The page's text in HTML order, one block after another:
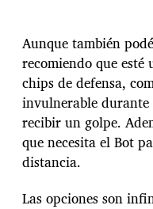
Aunque también
recomiendo que
chips de defensa,
invulnerable durante
recibir un golpe.
que necesita el Bot
distancia.
Las opciones son